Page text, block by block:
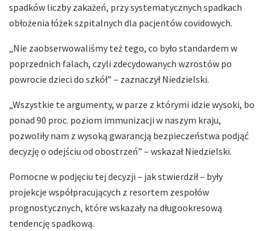
spadków liczby zakażeń, przy systematycznych spadkach
obłożenia łóżek szpitalnych dla pacjentów covidowych.
„Nie zaobserwowaliśmy też tego, co było standardem w
poprzednich falach, czyli zdecydowanych wzrostów po
powrocie dzieci do szkół” – zaznaczył Niedzielski.
„Wszystkie te argumenty, w parze z którymi idzie wysoki, bo
ponad 90 proc. poziom immunizacji w naszym kraju,
pozwoliły nam z wysoką gwarancją bezpieczeństwa podjąć
decyzję o odejściu od obostrzeń” – wskazał Niedzielski.
Pomocne w podjęciu tej decyzji – jak stwierdził – były
projekcje współpracujących z resortem zespołów
prognostycznych, które wskazały na długookresową
tendencję spadkową.